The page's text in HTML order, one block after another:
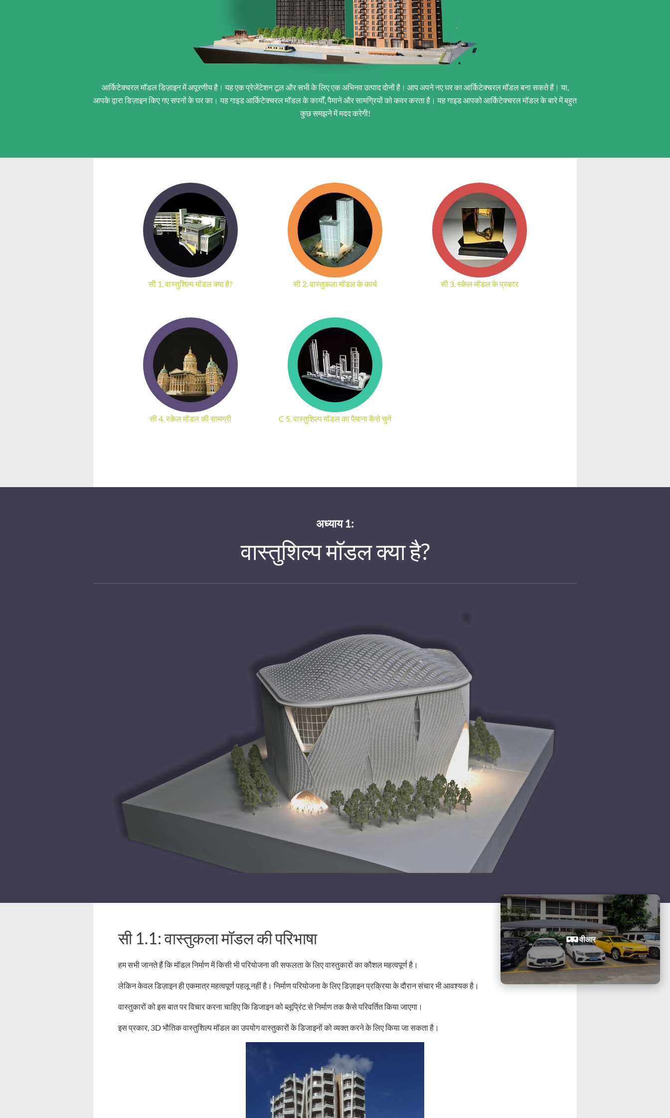
आर्किटेक्चरल मॉडल डिज़ाइन में अपूरणीय है। यह एक प्रेजेंटेशन टूल और सभी के लिए एक अभिनव उत्पाद दोनों है। आप अपने नए घर का आर्किटेक्चरल मॉडल बना सकते हैं। या,
आपके द्वारा डिज़ाइन किए गए सपनों के घर का। यह गाइड आर्किटेक्चरल मॉडल के कार्यों, पैमाने और सामग्रियों को कवर करता है। यह गाइड आपको आर्किटेक्चरल मॉडल के बारे में बहुत
कुछ समझने में मदद करेगी!
सी 1. वास्तुशिल्प मॉडल क्या है? सी 2.वास्तुकला मॉडल के कार्य सी 3. स्केल मॉडल के प्रकार
सी 4. स्केल मॉडल की सामग्री C 5. वास्तुशिल्प मॉडल का पैमाना कैसे चुनें
अध्याय 1:
वास्तुशिल्प मॉडल क्या है?
सी 1.1: वास्तुकला मॉडल की परिभाषा
हम सभी जानते हैं कि मॉडल निर्माण में किसी भी परियोजना की सफलता के लिए वास्तुकारों का कौशल महत्वपूर्ण है।
लेकिन केवल डिज़ाइन ही एकमात्र महत्वपूर्ण पहलू नहीं है। निर्माण परियोजना के लिए डिज़ाइन प्रक्रिया के दौरान संचार भी आवश्यक है।
वास्तुकारों को इस बात पर विचार करना चाहिए कि डिजाइन को ब्लूप्रिंट से निर्माण तक कैसे परिवर्तित किया जाएगा।
इस प्रकार, 3D भौतिक वास्तुशिल्प मॉडल का उपयोग वास्तुकारों के डिजाइनों को व्यक्त करने के लिए किया जा सकता है।
वीआर